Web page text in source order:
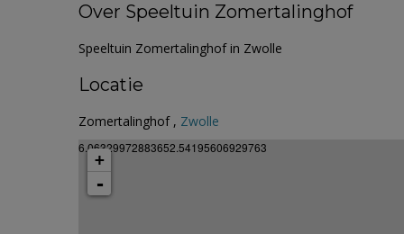
Over Speeltuin Zomertalinghof
Speeltuin Zomertalinghof in Zwolle
Locatie
Zomertalinghof , Zwolle
6.06329972883652.54195606929763
+
-